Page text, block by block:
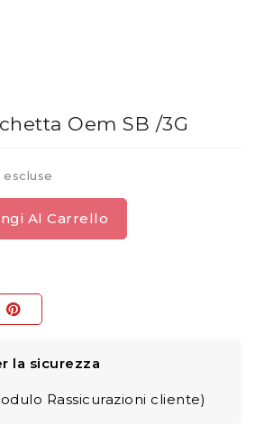
Oem SB /3G
escluse
Al Carrello
la sicurezza
Rassicurazioni cliente)